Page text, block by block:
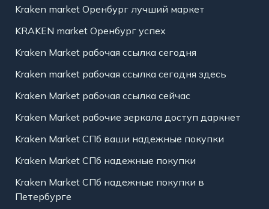
Kraken market Оренбург лучший маркет
KRAKEN market Оренбург успех
Kraken Market рабочая ссылка сегодня
Kraken market рабочая ссылка сегодня здесь
Kraken Market рабочая ссылка сейчас
Kraken Market рабочие зеркала доступ даркнет
Kraken Market СПб ваши надежные покупки
Kraken Market СПб надежные покупки
Kraken Market СПб надежные покупки в
Петербурге